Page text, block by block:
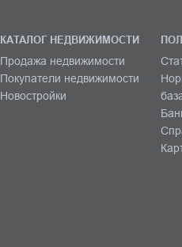
КАТАЛОГ НЕДВИЖИМОСТИ
Продажа недвижимости
Покупатели недвижимости
Новостройки